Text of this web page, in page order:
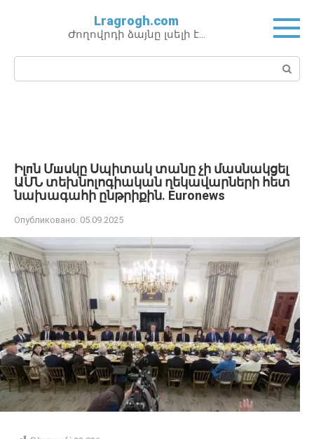
Lragrogh.com
Ժողովրդի ձայնը լսելի է…
Поиск:
Իլпն Մшսկը Սպիտակ տանը չի մասնակցել
ԱՄՆ տեխնոլոգիական ղեկավարների հետ
նախագահի ընթրիքին. Euronews
Опубликовано: 05.09.2025